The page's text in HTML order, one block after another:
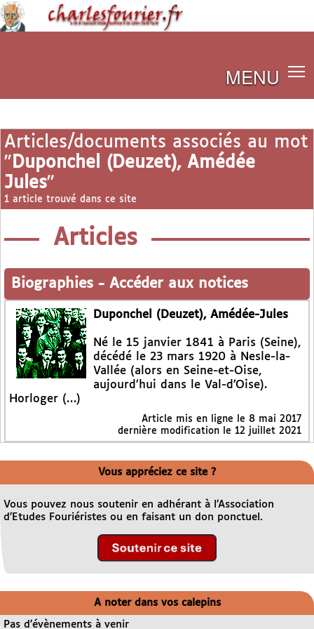
MENU
Articles/documents associés au mot
" Duponchel (Deuzet), Amédée
Jules"
1 article trouvé dans ce site
Articles
Biographies - Accéder aux notices
Duponchel (Deuzet), Amédée-Jules
Né le 15 janvier 1841 à Paris (Seine),
décédé le 23 mars 1920 à Nesle-la-
Vallée (alors en Seine-et-Oise,
aujourd’hui dans le Val-d’Oise).
Horloger (…)
Article mis en ligne le 8 mai 2017
dernière modification le 12 juillet 2021
Vous appréciez ce site ?
Vous pouvez nous soutenir en adhérant à l’Association
d’Etudes Fouriéristes ou en faisant un don ponctuel.
A noter dans vos calepins
Pas d’évènements à venir